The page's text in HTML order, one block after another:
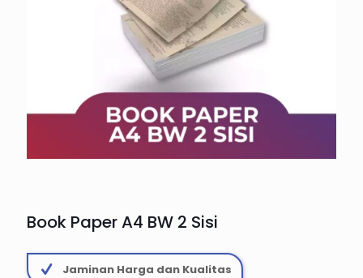
Book Paper A4 BW 2 Sisi
Jaminan Harga dan Kualitas